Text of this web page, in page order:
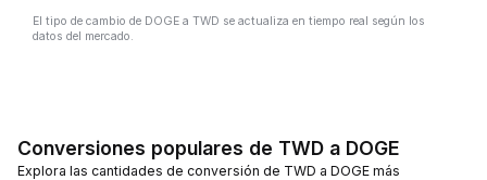
El tipo de cambio de DOGE a TWD se actualiza en tiempo real según los
datos del mercado.
Conversiones populares de TWD a DOGE
Explora las cantidades de conversión de TWD a DOGE más